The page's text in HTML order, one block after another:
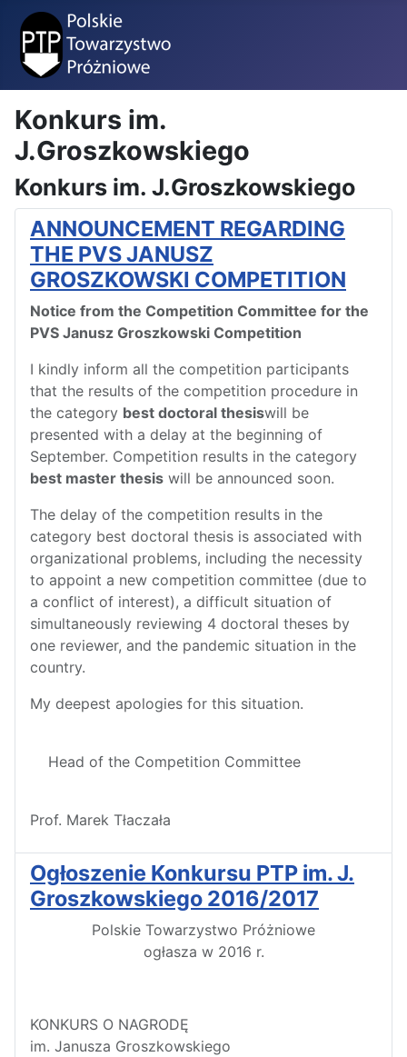
Konkurs im.
J.Groszkowskiego
Konkurs im. J.Groszkowskiego
ANNOUNCEMENT REGARDING
THE PVS JANUSZ
GROSZKOWSKI COMPETITION
Notice from the Competition Committee for the
PVS Janusz Groszkowski Competition
I kindly inform all the competition participants
that the results of the competition procedure in
the category best doctoral thesiswill be
presented with a delay at the beginning of
September. Competition results in the category
best master thesis will be announced soon.
The delay of the competition results in the
category best doctoral thesis is associated with
organizational problems, including the necessity
to appoint a new competition committee (due to
a conflict of interest), a difficult situation of
simultaneously reviewing 4 doctoral theses by
one reviewer, and the pandemic situation in the
country.
My deepest apologies for this situation.
Head of the Competition Committee
Prof. Marek Tłaczała
Ogłoszenie Konkursu PTP im. J.
Groszkowskiego 2016/2017
Polskie Towarzystwo Próżniowe
ogłasza w 2016 r.
KONKURS O NAGRODĘ
im. Janusza Groszkowskiego